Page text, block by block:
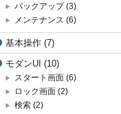
バックアップ(3)
メンテナンス (6)
基本操作 (7)
モダンUI (10)
スタート画面 (6)
ロック画面 (2)
検索 (2)